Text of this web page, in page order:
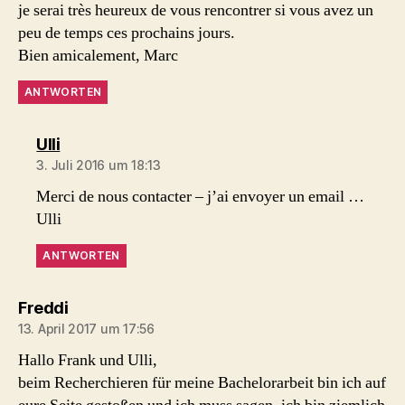
je serai très heureux de vous rencontrer si vous avez un
peu de temps ces prochains jours.
Bien amicalement, Marc
ANTWORTEN
Ullisagt:
3. Juli 2016 um 18:13
Merci de nous contacter – j’ai envoyer un email …
Ulli
ANTWORTEN
Freddisagt:
13. April 2017 um 17:56
Hallo Frank und Ulli,
beim Recherchieren für meine Bachelorarbeit bin ich auf